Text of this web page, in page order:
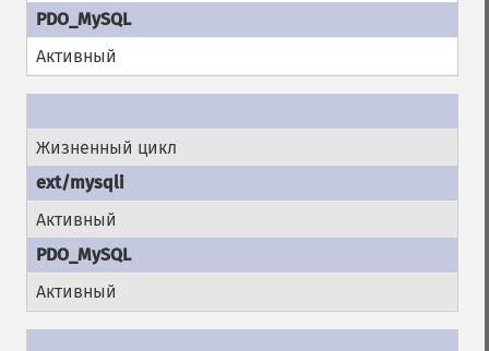
Активный
Жизненный цикл
Активный
Активный